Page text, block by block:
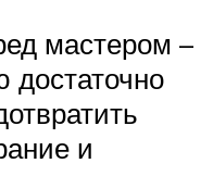
мастером –
достаточно
и